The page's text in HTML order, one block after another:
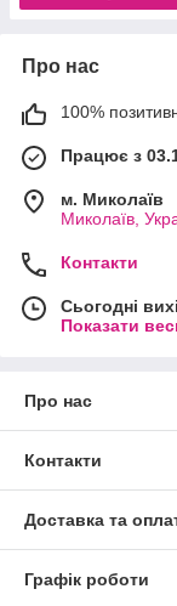
Про нас
100%
Працює з
м. Миколаїв
Миколаїв,
Контакти
Сьогодні
Показати
Про нас
Контакти
Доставка та
Графік роботи